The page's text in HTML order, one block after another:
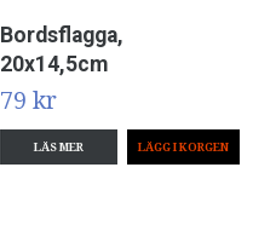
Bordsflagga,
20x14,5cm
79 kr
LÄS MER